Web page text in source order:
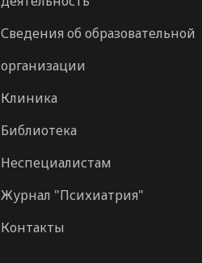
Сведения об образовательной
организации
Клиника
Библиотека
Неспециалистам
Журнал "Психиатрия"
Контакты